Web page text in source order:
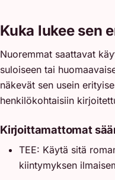
Kuka lukee sen
Nuoremmat saattavat
suloiseen tai
näkevät sen usein
henkilökohtaisiin
Kirjoittamattomat
TEE: Käytä sitä
kiintymyksen